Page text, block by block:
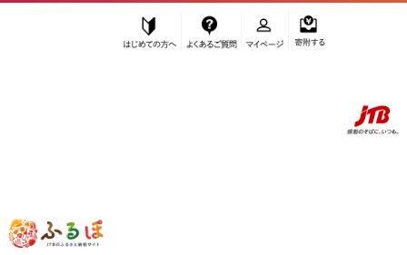
ふるぽ JTBのふるさと納税サイト
”旅行” 宮城県